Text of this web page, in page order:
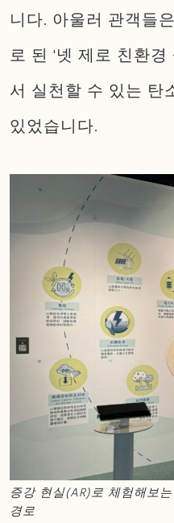
니다. 아울러 관객들
로 된 '넷 제로 친환
서 실천할 수 있는 탄
있었습니다.
증강 현실(AR)로 체험해보
경로